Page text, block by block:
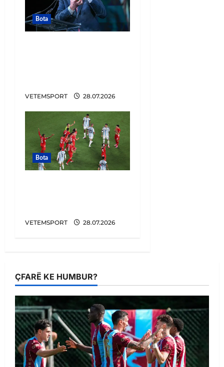
Bota
VETEMSPORT 28.07.2026
Bota
VETEMSPORT 28.07.2026
ÇFARË KE HUMBUR?